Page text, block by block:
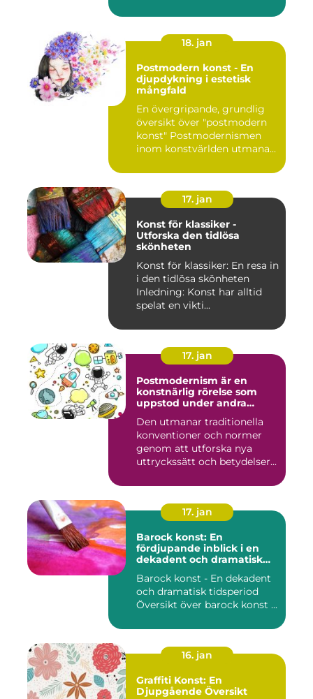
18. jan
Postmodern konst - En
djupdykning i estetisk
mångfald
En övergripande, grundlig
översikt över "postmodern
konst" Postmodernismen
inom konstvärlden utmana...
17. jan
Konst för klassiker -
Utforska den tidlösa
skönheten
Konst för klassiker: En resa in
i den tidlösa skönheten
Inledning: Konst har alltid
spelat en vikti...
17. jan
Postmodernism är en
konstnärlig rörelse som
uppstod under andra
fortsätter att påverka
samtida konstvärlden
Den utmanar traditionella
konventioner och normer
genom att utforska nya
uttryckssätt och betydelser...
17. jan
Barock konst: En
fördjupande inblick i en
dekadent och dramatisk
Barock konst - En dekadent
och dramatisk tidsperiod
Översikt över barock konst ...
16. jan
Graffiti Konst: En
Djupgående Översikt